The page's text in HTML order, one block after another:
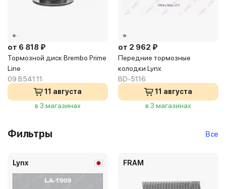
от 6 818 ₽
Тормозной диск Brembo Prime
Line
09.B541.11
11 августа
в 3 магазинах
от 2 962 ₽
Передние тормозные
колодки Lynx
BD-5116
11 августа
в 3 магазинах
Фильтры Все
Lynx FRAM